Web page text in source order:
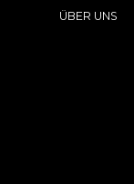
ÜBER UNS